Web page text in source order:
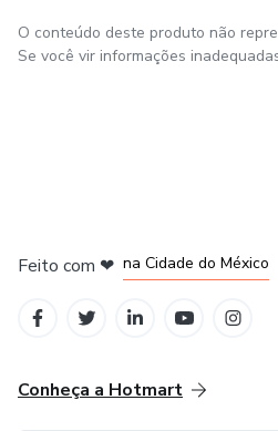
O conteúdo deste produto não
Se você vir informações
Feito com ❤ na Cidade do México
Conheça a Hotmart